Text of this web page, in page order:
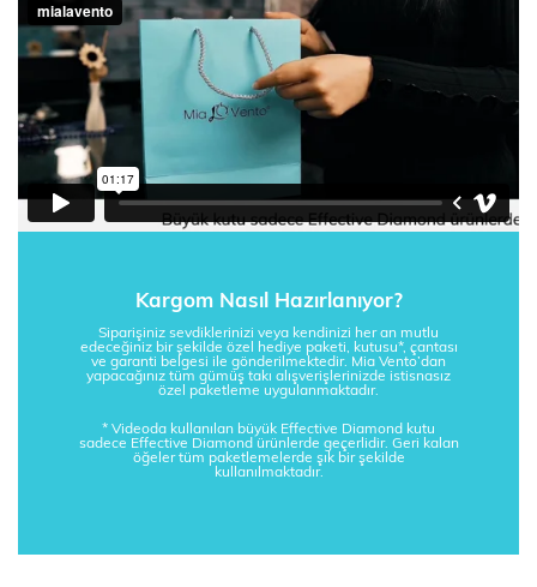
Kargom Nasıl Hazırlanıyor?
Siparişiniz sevdiklerinizi veya kendinizi her an mutlu
edeceğiniz bir şekilde özel hediye paketi, kutusu*, çantası
ve garanti belgesi ile gönderilmektedir. Mia Vento’dan
yapacağınız tüm gümüş takı alışverişlerinizde istisnasız
özel paketleme uygulanmaktadır.
* Videoda kullanılan büyük Effective Diamond kutu
sadece Effective Diamond ürünlerde geçerlidir. Geri kalan
öğeler tüm paketlemelerde şık bir şekilde
kullanılmaktadır.